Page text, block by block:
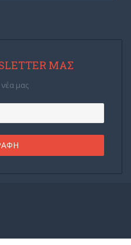
ΜΑΣ
μας